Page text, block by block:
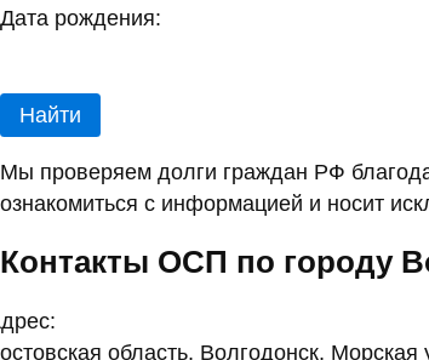
Дата рождения:
Найти
Мы проверяем долги граждан РФ
ознакомиться с информацией и носит
Контакты ОСП по городу
область, Волгодонск, Морская